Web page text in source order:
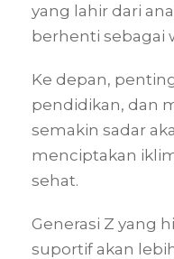
yang lahir dari
berhenti sebagai
Ke depan,
pendidikan, dan
semakin sadar
menciptakan
sehat.
Generasi Z yang
suportif akan